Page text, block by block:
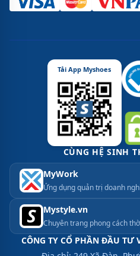
CÔNG TY CỔ PHẦN ĐẦU TƯ
CÙNG HỆ SINH
MyWork
Ứng dụng quản trị doanh
Mystyle.vn
Chuyên trang phong cách
Tải App Myshoes